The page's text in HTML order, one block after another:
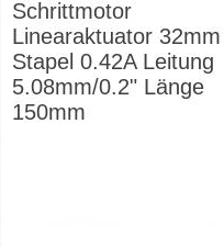
Schrittmotor
Linearaktuator 32mm
Stapel 0.42A Leitung
5.08mm/0.2" Länge
150mm